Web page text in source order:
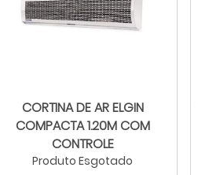
CORTINA DE AR ELGIN
COMPACTA 1.20M COM
CONTROLE
Produto Esgotado